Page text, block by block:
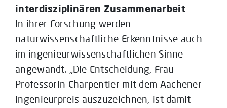
interdisziplinären Zusammenarbeit
In ihrer Forschung werden
naturwissenschaftliche Erkenntnisse auch
im ingenieurwissenschaftlichen Sinne
angewandt. „Die Entscheidung, Frau
Professorin Charpentier mit dem Aachener
Ingenieurpreis auszuzeichnen, ist damit